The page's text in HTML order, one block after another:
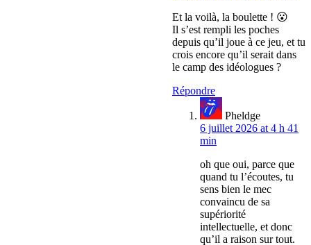
Et la voilà, la boulette ! 😮
Il s’est rempli les poches
depuis qu’il joue à ce jeu, et tu
crois encore qu’il serait dans
le camp des idéologues ?
Répondre
Pheldge
6 juillet 2026 at 4 h 41
min
oh que oui, parce que
quand tu l’écoutes, tu
sens bien le mec
convaincu de sa
supériorité
intellectuelle, et donc
qu’il a raison sur tout.